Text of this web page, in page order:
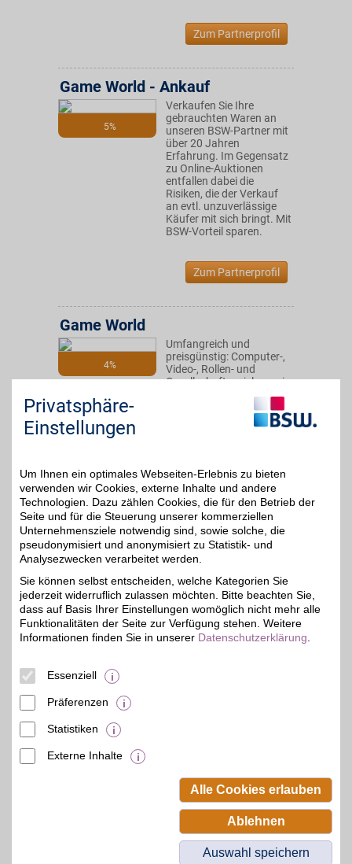
Zum Partnerprofil
5%
Game World - Ankauf
Verkaufen Sie Ihre
gebrauchten Waren an
unseren BSW-Partner mit
über 20 Jahren
Erfahrung. Im Gegensatz
zu Online-Auktionen
entfallen dabei die
Risiken, die der Verkauf
an evtl. unzuverlässige
Käufer mit sich bringt. Mit
BSW-Vorteil sparen.
Zum Partnerprofil
4%
Game World
Umfangreich und
preisgünstig: Computer-,
Video-, Rollen- und
Gesellschaftsspiele sowie
beliebten Themenwelten.
Hier überzeugt nicht nur
Zum Partnerprofil
4%
Konsolenkost
than games!" Der Online-
Shop für Games und
Konsolen bietet eine
große Auswahl für mehr
als 40 Konsolensysteme -
egal ob retro oder aktuell:
Beamten-Selbsthilfewerk GmbH.
Privatsphäre-
Einstellungen
Um Ihnen ein optimales Webseiten-Erlebnis zu bieten
verwenden wir Cookies, externe Inhalte und andere
Technologien. Dazu zählen Cookies, die für den Betrieb der
Seite und für die Steuerung unserer kommerziellen
Unternehmensziele notwendig sind, sowie solche, die
pseudonymisiert und anonymisiert zu Statistik- und
Analysezwecken verarbeitet werden.
Sie können selbst entscheiden, welche Kategorien Sie
jederzeit widerruflich zulassen möchten. Bitte beachten Sie,
dass auf Basis Ihrer Einstellungen womöglich nicht mehr alle
Funktionalitäten der Seite zur Verfügung stehen. Weitere
Informationen finden Sie in unserer Datenschutzerklärung
Essenziell
Präferenzen
Statistiken
Externe Inhalte
Alle Cookies erlauben
Ablehnen
Auswahl speichern